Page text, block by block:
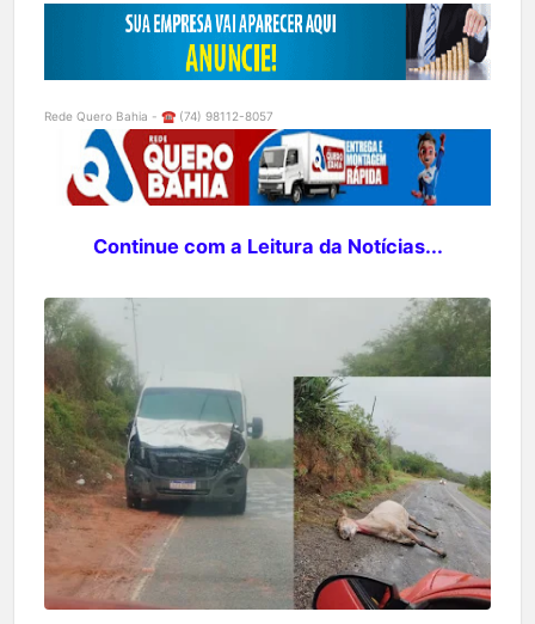
Rede Quero Bahia - ☎️ (74) 98112-8057
Continue com a Leitura da Notícias...